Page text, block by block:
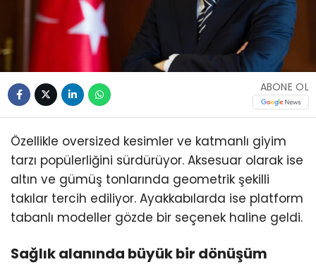
ABONE OL
Özellikle oversized kesimler ve katmanlı giyim
tarzı popülerliğini sürdürüyor. Aksesuar olarak ise
altın ve gümüş tonlarında geometrik şekilli
takılar tercih ediliyor. Ayakkabılarda ise platform
tabanlı modeller gözde bir seçenek haline geldi.
Sağlık alanında büyük bir dönüşüm